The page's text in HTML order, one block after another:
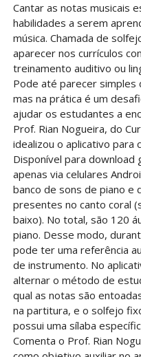
Cantar as notas musicais
habilidades a serem
música. Chamada de
aparecer nos currículos
treinamento auditivo ou
Pode até parecer simples
mas na prática é um
ajudar os estudantes a
Prof. Rian Nogueira, do
idealizou o aplicativo para
Disponível para download
apenas via celulares
banco de sons de piano e
presentes no canto coral
baixo). No total, são 120
piano. Desse modo,
pode ter uma referência
de instrumento. No
alternar o método de
qual as notas são
na partitura, e o solfejo
possui uma sílaba
Comenta o Prof. Rian